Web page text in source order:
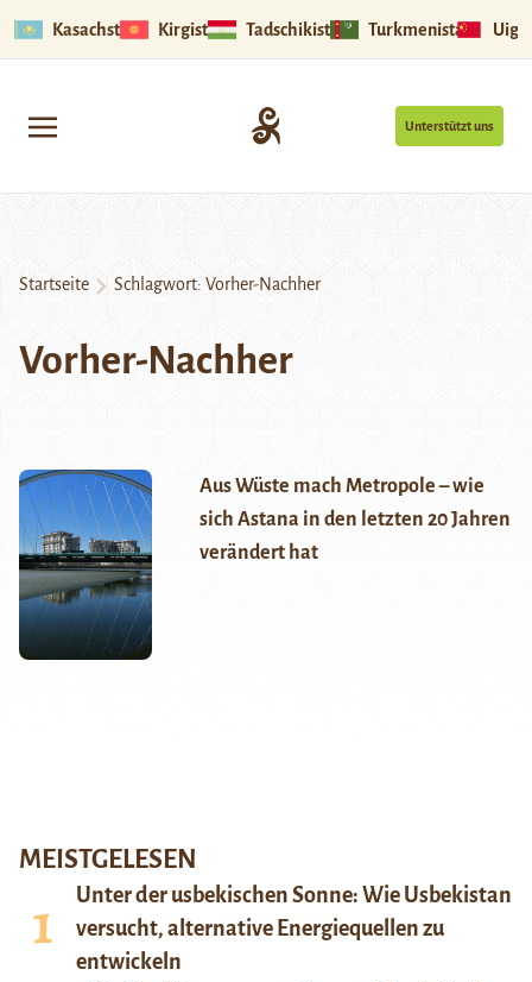
Kasachstan Kirgistan Tadschikistan Turkmenistan
Unterstützt uns
Startseite Schlagwort: Vorher-Nachher
Vorher-Nachher
Aus Wüste mach Metropole – wie
sich Astana in den letzten 20 Jahren
verändert hat
MEISTGELESEN
Unter der usbekischen Sonne: Wie Usbekistan
versucht, alternative Energiequellen zu
entwickeln